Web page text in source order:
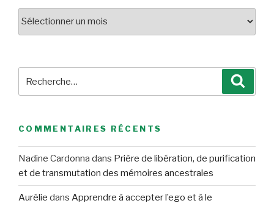
COMMENTAIRES RÉCENTS
Nadine Cardonna dans Prière de libération, de purification
et de transmutation des mémoires ancestrales
Aurélie dans Apprendre à accepter l’ego et à le